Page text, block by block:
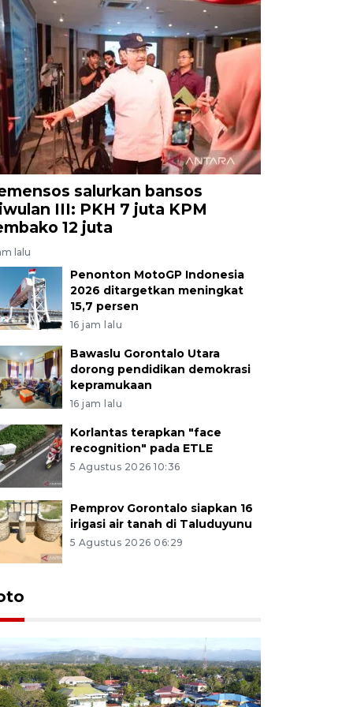
salurkan bansos
III: PKH 7 juta KPM
12 juta
lalu
Penonton MotoGP Indonesia
2026 ditargetkan meningkat
15,7 persen
16 jam lalu
Bawaslu Gorontalo Utara
dorong pendidikan demokrasi
kepramukaan
16 jam lalu
Korlantas terapkan "face
recognition" pada ETLE
5 Agustus 2026 10:36
Pemprov Gorontalo siapkan 16
irigasi air tanah di Taluduyunu
5 Agustus 2026 06:29